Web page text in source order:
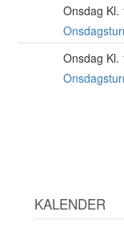
Onsdag Kl.
Onsdag Kl.
KALENDER